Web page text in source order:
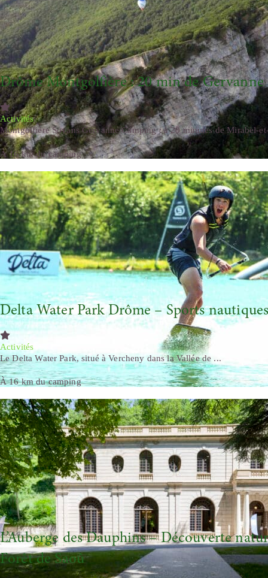
Drôme Montgolfière : 20 min de Gervanne
Activités
Montgolfière Soyans Gervanne Camping : à 20 minutes de Mirabel-
À 16 km du camping
Delta Water Park Drôme – Sports
Activités
Le Delta Water Park, situé à Vercheny dans la Vallée de ...
À 16 km du camping
L’Auberge des Dauphins – Découverte
Forêt de Saoû